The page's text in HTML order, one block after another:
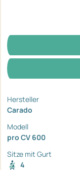
Hersteller
Carado
Modell
pro CV 600
Sitze mit Gurt
4